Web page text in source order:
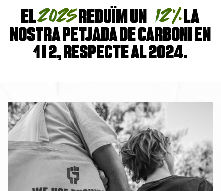
El2025reduïm un 12%la
nostra petjada de carboni en
1 i 2, respecte al 2024.